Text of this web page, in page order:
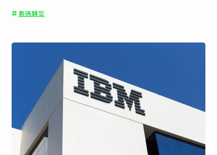
其中67%受訪者表示，客戶數據將有助他們制定數碼策略和願
大部分的金融機構認爲，香港尚未準備好採納「純數碼化」方
數碼轉型